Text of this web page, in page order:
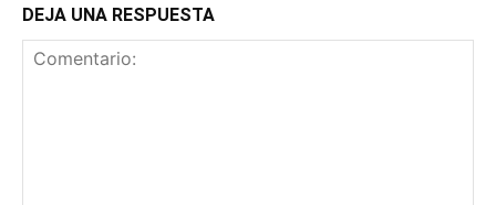
DEJA UNA RESPUESTA